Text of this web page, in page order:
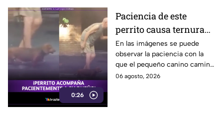
0:26
Paciencia de este
perrito causa ternura
en redes sociales al
acompañar a su
humano adulto mayor
(VIDEO)
En las imágenes se puede
observar la paciencia con la
que el pequeño canino camina
junto con el adulto mayor.
06 agosto, 2026